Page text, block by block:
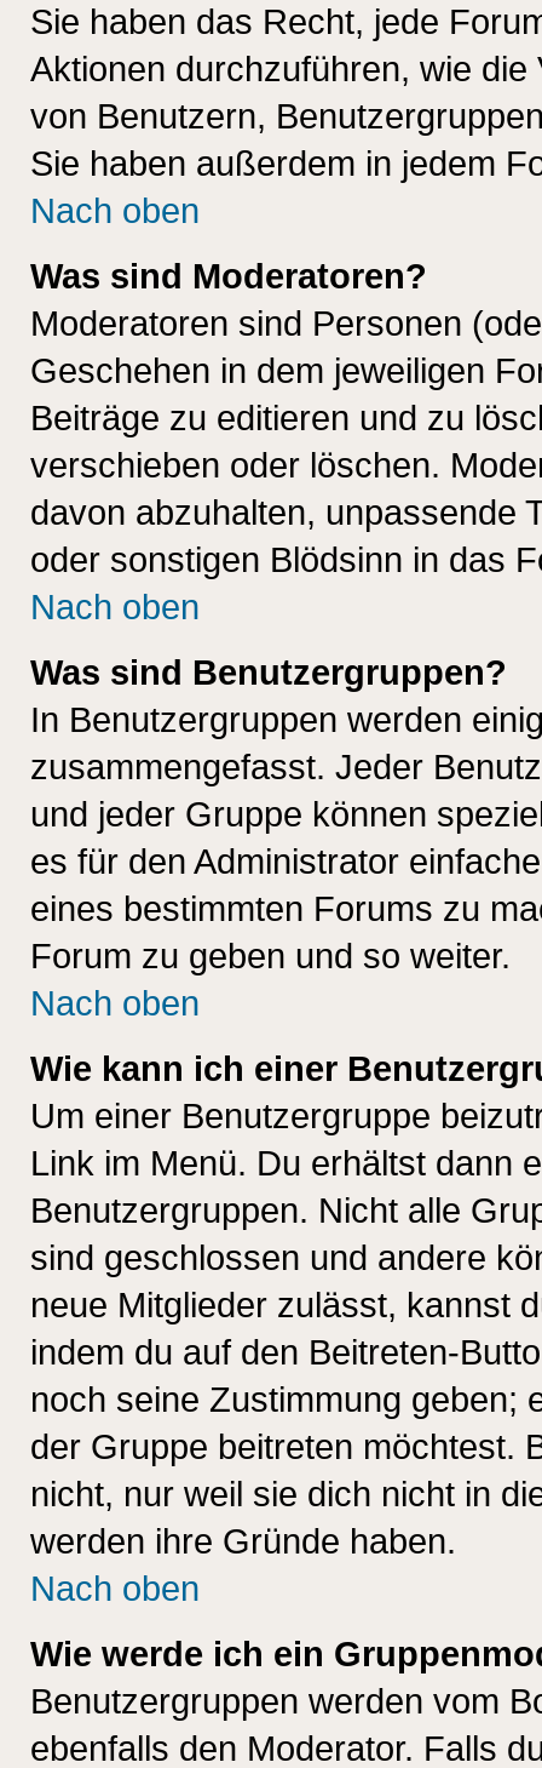
Sie haben das Recht, jede
Aktionen durchzuführen, wie
von Benutzern,
Sie haben außerdem in jedem
Nach oben
Was sind Moderatoren?
Moderatoren sind Personen
Geschehen in dem jeweiligen
Beiträge zu editieren und zu
verschieben oder löschen.
davon abzuhalten, unpassende
oder sonstigen Blödsinn in das
Nach oben
Was sind Benutzergruppen?
In Benutzergruppen werden
zusammengefasst. Jeder
und jeder Gruppe können
es für den Administrator
eines bestimmten Forums zu
Forum zu geben und so weiter.
Nach oben
Wie kann ich einer
Um einer Benutzergruppe
Link im Menü. Du erhältst dann
Benutzergruppen. Nicht alle
sind geschlossen und andere
neue Mitglieder zulässt, kannst
indem du auf den Beitreten-
noch seine Zustimmung geben;
der Gruppe beitreten möchtest.
nicht, nur weil sie dich nicht in
werden ihre Gründe haben.
Nach oben
Wie werde ich ein
Benutzergruppen werden vom
ebenfalls den Moderator. Falls